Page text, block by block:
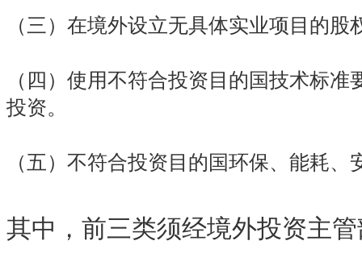
（三）在境外设立无具体实业项目的
（四）使用不符合投资目的国技术标
投资。
（五）不符合投资目的国环保、能耗
其中，前三类须经境外投资主